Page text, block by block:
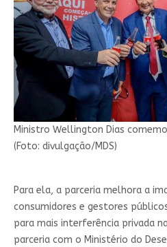
Ministro Wellington Dias
(Foto: divulgação/MDS)
Para ela, a parceria melhora a
consumidores e gestores
para mais interferência privada
parceria com o Ministério do